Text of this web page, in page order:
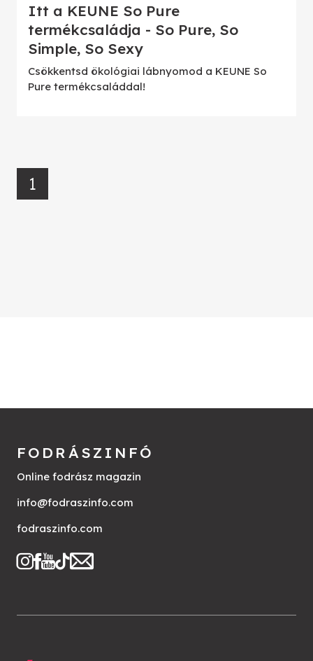
Itt a KEUNE So Pure
termékcsaládja - So Pure, So
Simple, So Sexy
Csökkentsd ökológiai lábnyomod a KEUNE So
Pure termékcsaláddal!
1
FODRÁSZINFÓ
Online fodrász magazin
info@fodraszinfo.com
fodraszinfo.com